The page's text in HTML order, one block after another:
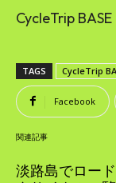
CycleTrip BASE
TAGS CycleTrip
Facebook
関連記事
淡路島でロー